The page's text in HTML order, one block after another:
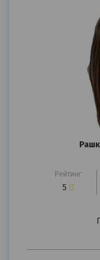
Рейтинг
5
Я согласен на